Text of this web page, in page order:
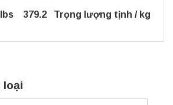
lbs 379.2 Trọng lượng tịnh / kg
loại